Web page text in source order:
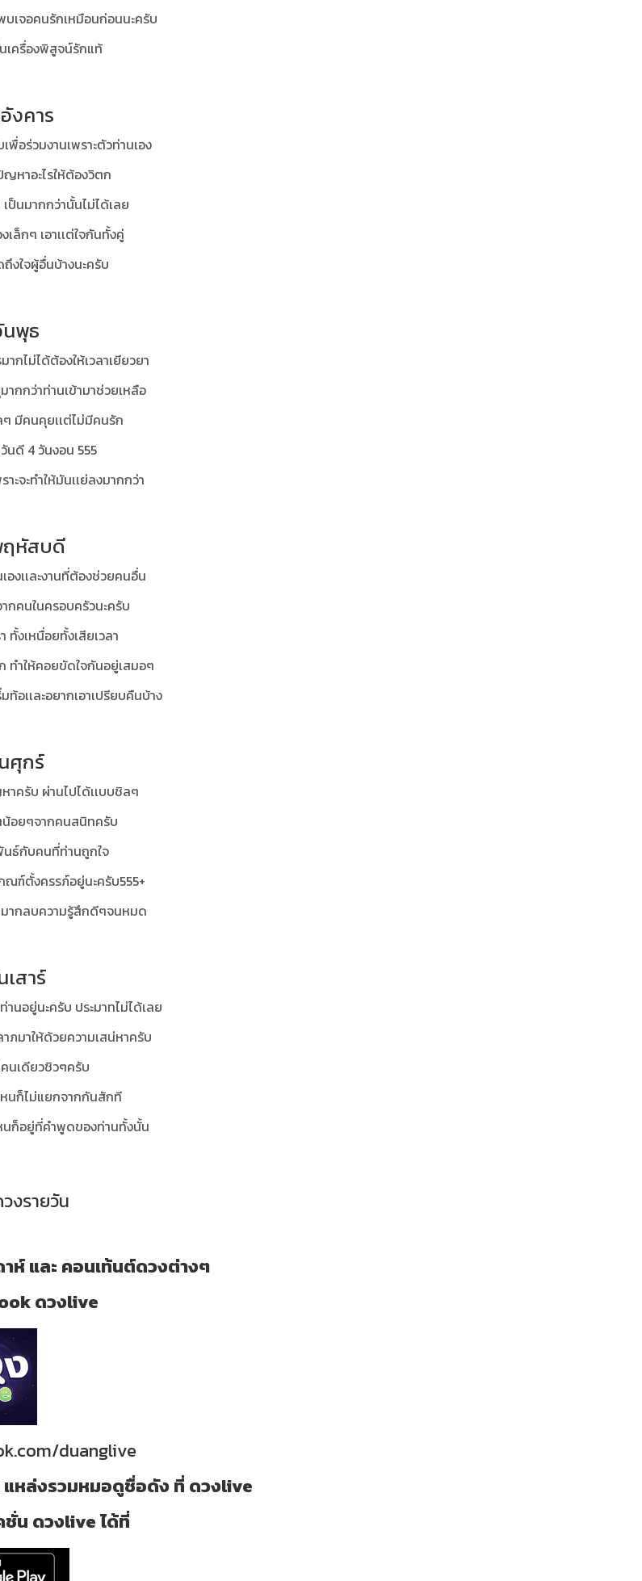
เจอคนรักเหมือนก่อนนะครับ
เครื่องพิสูจน์รักแท้
งคาร
อร่วมงานเพราะตัวท่านเอง
หาอะไรให้ต้องวิตก
ป็นมากกว่านั้นไม่ได้เลย
เล็กๆ เอาเเต่ใจกันทั้งคู่
งใจผู้อื่นบ้างนะครับ
พุธ
กไม่ได้ต้องให้เวลาเยียวยา
กกว่าท่านเข้ามาช่วยเหลือ
มีคนคุยเเต่ไม่มีคนรัก
ดี 4 วันงอน 555
าะจะทำให้มันเเย่ลงมากกว่า
ฤหัสบดี
งเเละงานที่ต้องช่วยคนอื่น
ากคนในครอบครัวนะครับ
ทั้งเหนื่อยทั้งเสียเวลา
ทำให้คอยขัดใจกันอยู่เสมอๆ
ท้อเเละอยากเอาเปรียบคืนบ้าง
ศุกร์
าครับ ผ่านไปได้เเบบชิลๆ
น้อยๆจากคนสนิทครับ
นธ์กับคนที่ท่านถูกใจ
ณฑ์ตั้งครรภ์อยู่นะครับ555+
ากลบความรู้สึกดีๆจนหมด
สาร์
นอยู่นะครับ ประมาทไม่ได้เลย
ภมาให้ด้วยความเสน่หาครับ
นเดียวชิวๆครับ
หนก็ไม่แยกจากกันสักที
นก็อยู่ที่คำพูดของท่านทั้งนั้น
งรายวัน
ห์ และ คอนเท้นต์ดวงต่างๆ
ดวงlive
duanglive
หล่งรวมหมอดูชื่อดัง ที่ ดวงlive
น ดวงlive ได้ที่